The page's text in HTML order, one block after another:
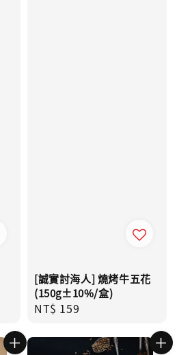
[誠實討海人] 燒烤牛五花
(150g±10%/盒)
Regular
NT$ 159